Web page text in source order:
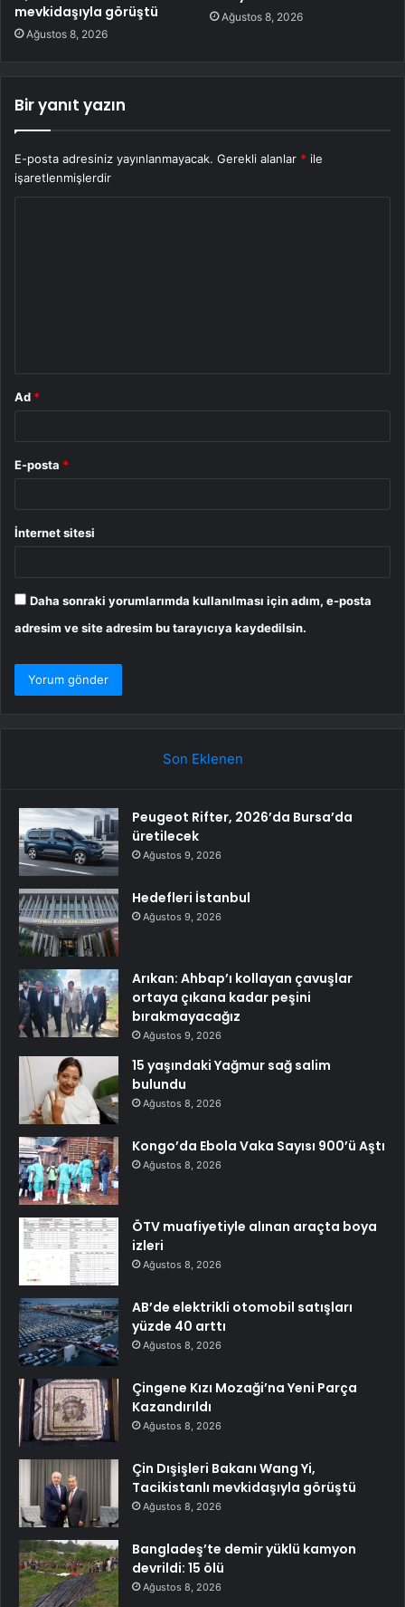
mevkidaşıyla görüştü
Ağustos 8, 2026
Ağustos 8, 2026
Bir yanıt yazın
E-posta adresiniz yayınlanmayacak. Gerekli alanlar * ile
işaretlenmişlerdir
Ad *
E-posta *
İnternet sitesi
Daha sonraki yorumlarımda kullanılması için adım, e-posta
adresim ve site adresim bu tarayıcıya kaydedilsin.
Son Eklenen
Peugeot Rifter, 2026’da Bursa’da
üretilecek
Ağustos 9, 2026
Hedefleri İstanbul
Ağustos 9, 2026
Arıkan: Ahbap’ı kollayan çavuşlar
ortaya çıkana kadar peşini
bırakmayacağız
Ağustos 9, 2026
15 yaşındaki Yağmur sağ salim
bulundu
Ağustos 8, 2026
Kongo’da Ebola Vaka Sayısı 900’ü Aştı
Ağustos 8, 2026
ÖTV muafiyetiyle alınan araçta boya
izleri
Ağustos 8, 2026
AB’de elektrikli otomobil satışları
yüzde 40 arttı
Ağustos 8, 2026
Çingene Kızı Mozaği’na Yeni Parça
Kazandırıldı
Ağustos 8, 2026
Çin Dışişleri Bakanı Wang Yi,
Tacikistanlı mevkidaşıyla görüştü
Ağustos 8, 2026
Bangladeş’te demir yüklü kamyon
devrildi: 15 ölü
Ağustos 8, 2026